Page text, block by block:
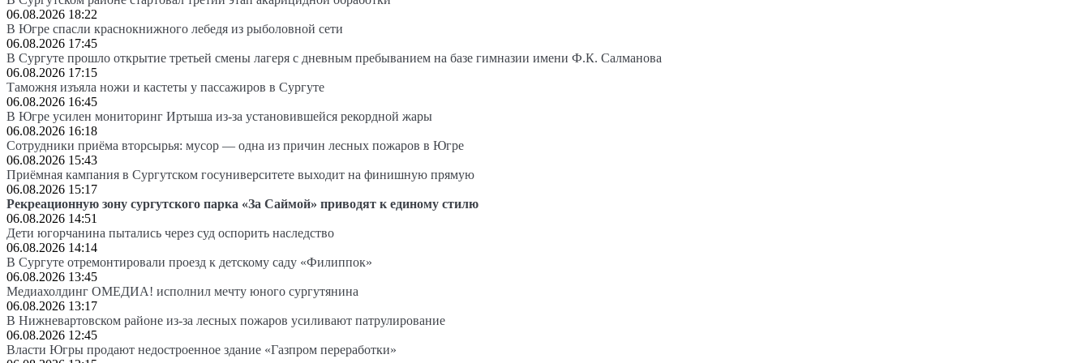
06.08.2026 18:22
В Югре спасли краснокнижного лебедя из рыболовной сети
06.08.2026 17:45
В Сургуте прошло открытие третьей смены лагеря с дневным пребыванием на базе гимназии имени Ф.К. Салманова
06.08.2026 17:15
Таможня изъяла ножи и кастеты у пассажиров в Сургуте
06.08.2026 16:45
В Югре усилен мониторинг Иртыша из-за установившейся рекордной жары
06.08.2026 16:18
Сотрудники приёма вторсырья: мусор — одна из причин лесных пожаров в Югре
06.08.2026 15:43
Приёмная кампания в Сургутском госуниверситете выходит на финишную прямую
06.08.2026 15:17
Рекреационную зону сургутского парка «За Саймой» приводят к единому стилю
06.08.2026 14:51
Дети югорчанина пытались через суд оспорить наследство
06.08.2026 14:14
В Сургуте отремонтировали проезд к детскому саду «Филиппок»
06.08.2026 13:45
Медиахолдинг ОМЕДИА! исполнил мечту юного сургутянина
06.08.2026 13:17
В Нижневартовском районе из-за лесных пожаров усиливают патрулирование
06.08.2026 12:45
Власти Югры продают недостроенное здание «Газпром переработки»